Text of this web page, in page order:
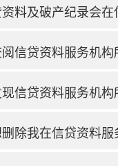
料及破产纪录会在
信贷资料服务机构
信贷资料服务机构
除我在信贷资料服